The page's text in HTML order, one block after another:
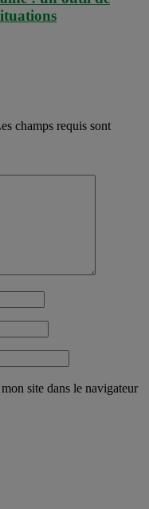
champs requis sont
site dans le navigateur